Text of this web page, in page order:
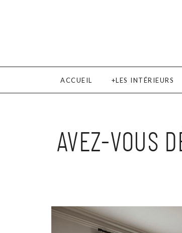
ACCUEIL LES INTÉRIEURS
AVEZ-VOUS